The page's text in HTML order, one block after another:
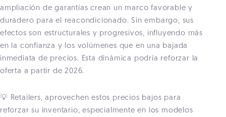
ampliación de garantías crean un marco favorable y
duradero para el reacondicionado. Sin embargo, sus
efectos son estructurales y progresivos, influyendo más
en la confianza y los volúmenes que en una bajada
inmediata de precios. Esta dinámica podría reforzar la
oferta a partir de 2026.
💡 Retailers, aprovechen estos precios bajos para
reforzar su inventario, especialmente en los modelos